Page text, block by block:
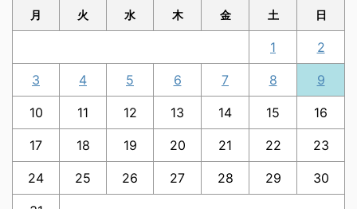
月 火 水 木 金 土 日
1 2
3 4 5 6 7 8 9
10 11 12 13 14 15 16
17 18 19 20 21 22 23
24 25 26 27 28 29 30